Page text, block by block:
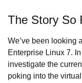
The Story So
We’ve been looking
Enterprise Linux 7. In
investigate the
poking into the